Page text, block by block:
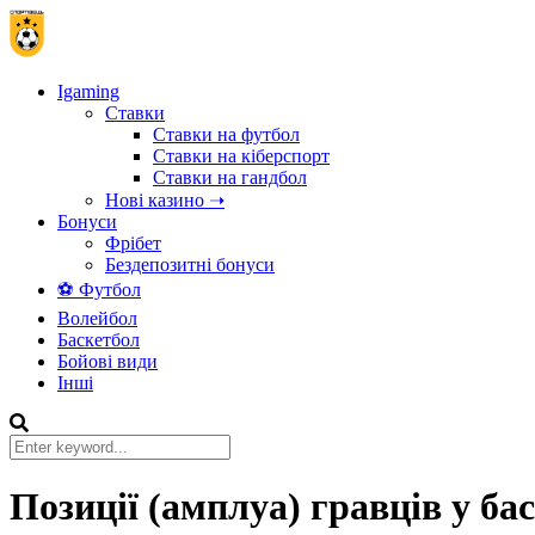
Igaming
Ставки
Ставки на футбол
Ставки на кіберспорт
Ставки на гандбол
Нові казино ➝
Бонуси
Фрібет
Бездепозитні бонуси
⚽ Футбол
Волейбол
Баскетбол
Бойові види
Інші
Позиції (амплуа) гравців у